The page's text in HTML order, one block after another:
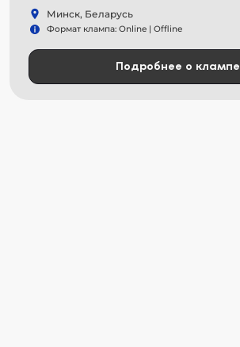
Минск, Беларусь
Формат клампа: Online | Offline
Подробнее о клампе